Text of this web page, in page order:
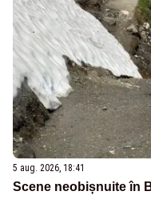
5 aug. 2026, 18:41
Scene neobișnuite în